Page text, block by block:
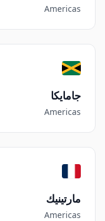
Americas
جامايكا
Americas
مارتينيك
Americas